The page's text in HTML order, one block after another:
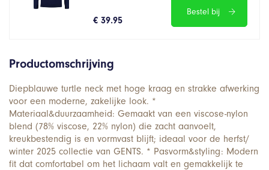
€ 39.95
Bestel bij
Productomschrijving
Diepblauwe turtle neck met hoge kraag en strakke afwerking
voor een moderne, zakelijke look. *
Materiaal&duurzaamheid: Gemaakt van een viscose-nylon
blend (78% viscose, 22% nylon) die zacht aanvoelt,
kreukbestendig is en vormvast blijft; ideaal voor de herfst/
winter 2025 collectie van GENTS. * Pasvorm&styling: Modern
fit dat comfortabel om het lichaam valt en gemakkelijk te